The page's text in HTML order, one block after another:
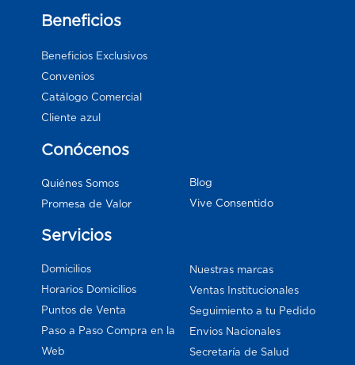
Beneficios
Beneficios Exclusivos
Convenios
Catálogo Comercial
Cliente azul
Conócenos
Quiénes Somos
Promesa de Valor
Blog
Vive Consentido
Servicios
Domicilios
Horarios Domicilios
Puntos de Venta
Paso a Paso Compra en la
Web
Nuestras marcas
Ventas Institucionales
Seguimiento a tu Pedido
Envios Nacionales
Secretaría de Salud